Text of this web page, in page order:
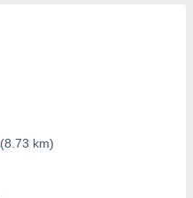
(8.73 km)